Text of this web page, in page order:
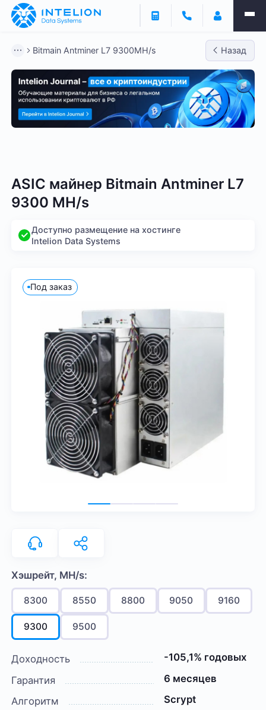
Bitmain Antminer L7 9300MH/s Назад
ASIC майнер Bitmain Antminer L7
9300 MH/s
Доступно размещение на хостинге
Intelion Data Systems
Под заказ
Хэшрейт, MH/s:
8300 8550 8800 9050 9160
9300 9500
Доходность
-105,1% годовых
Гарантия
6 месяцев
Алгоритм
Scrypt